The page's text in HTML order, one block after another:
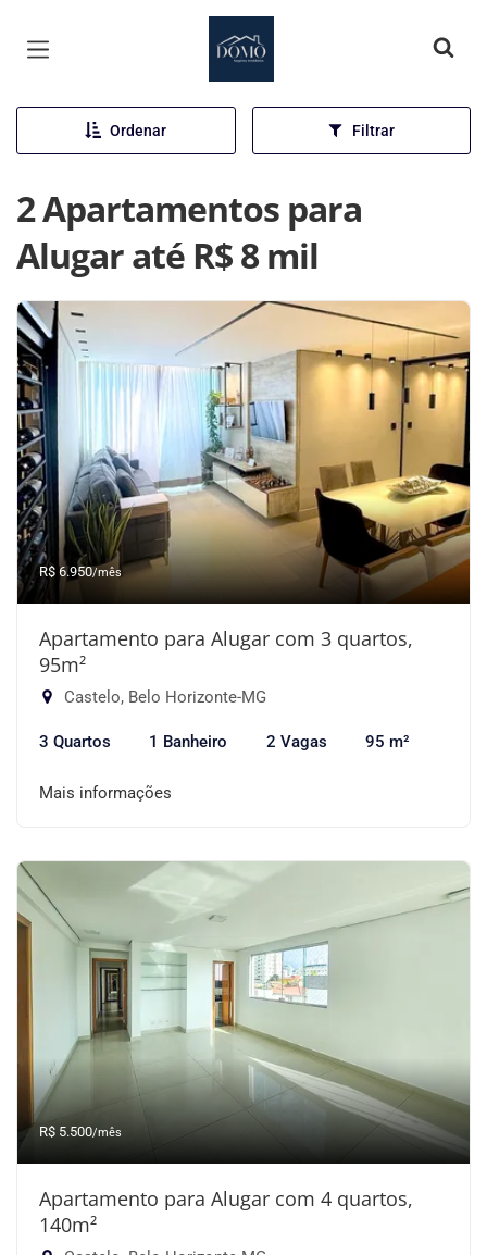
Página inicial
Ordenar Filtrar
2 Apartamentos para
Alugar até R$ 8 mil
R$ 6.950/mês
Apartamento para Alugar com 3 quartos,
95m²
Castelo, Belo Horizonte-MG
3 Quartos 1 Banheiro 2 Vagas 95 m²
Mais informações
R$ 5.500/mês
Apartamento para Alugar com 4 quartos,
140m²